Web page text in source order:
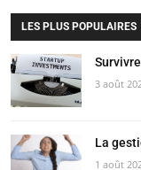
LES PLUS POPULAIRES
3 août
La
1 août